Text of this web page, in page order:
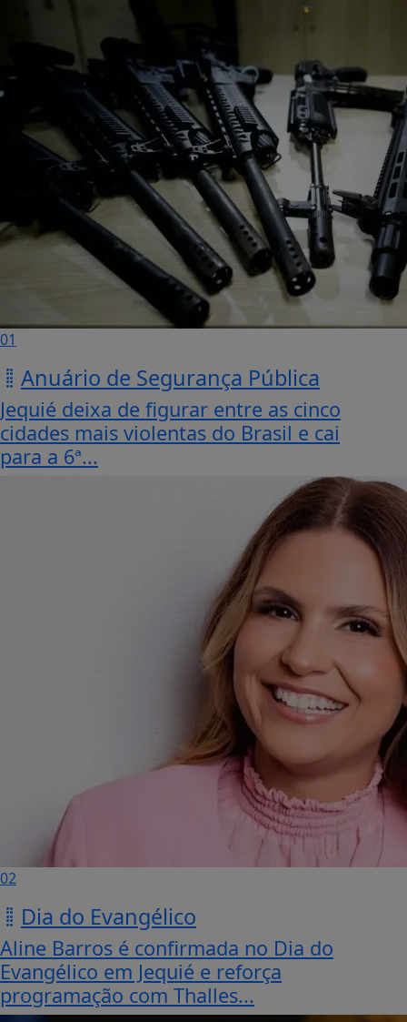
01
Anuário de Segurança Pública
Jequié deixa de figurar entre as cinco
cidades mais violentas do Brasil e cai
para a 6ª...
02
Dia do Evangélico
Aline Barros é confirmada no Dia do
Evangélico em Jequié e reforça
programação com Thalles...